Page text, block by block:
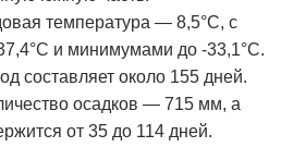
температура — 8,5°C, с
и минимумами до -33,1°C.
составляет около 155 дней.
осадков — 715 мм, а
от 35 до 114 дней.